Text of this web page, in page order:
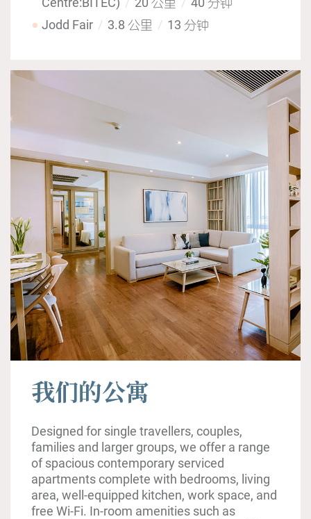
Jodd Fair
3.8 公里 13 分钟
我们的公寓
Designed for single travellers, couples,
families and larger groups, we offer a range
of spacious contemporary serviced
apartments complete with bedrooms, living
area, well-equipped kitchen, work space, and
free Wi-Fi. In-room amenities such as